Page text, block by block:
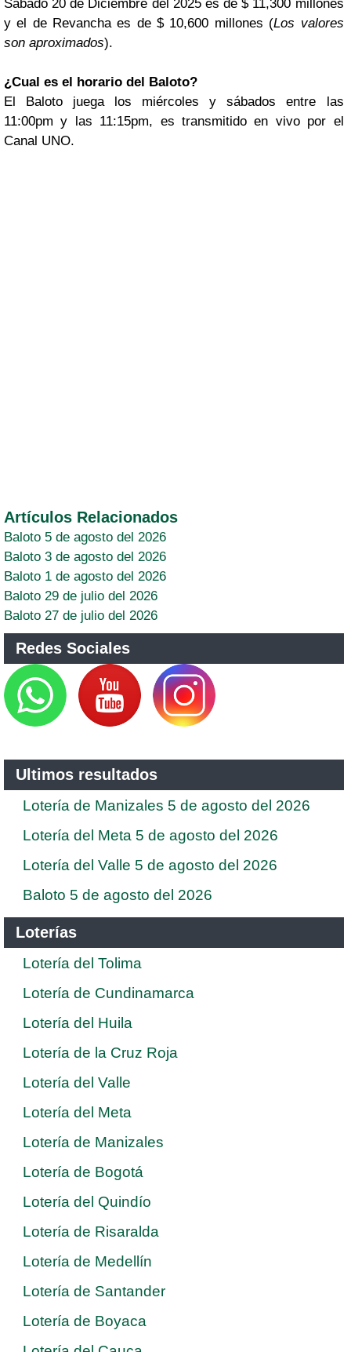
Sábado 20 de Diciembre del 2025 es de $ 11,300 millones
y el de Revancha es de $ 10,600 millones (Los valores
son aproximados).
¿Cual es el horario del Baloto?
El Baloto juega los miércoles y sábados entre las
11:00pm y las 11:15pm, es transmitido en vivo por el
Canal UNO.
Artículos Relacionados
Baloto 5 de agosto del 2026
Baloto 3 de agosto del 2026
Baloto 1 de agosto del 2026
Baloto 29 de julio del 2026
Baloto 27 de julio del 2026
Redes Sociales
Ultimos resultados
Lotería de Manizales 5 de agosto del 2026
Lotería del Meta 5 de agosto del 2026
Lotería del Valle 5 de agosto del 2026
Baloto 5 de agosto del 2026
Loterías
Lotería del Tolima
Lotería de Cundinamarca
Lotería del Huila
Lotería de la Cruz Roja
Lotería del Valle
Lotería del Meta
Lotería de Manizales
Lotería de Bogotá
Lotería del Quindío
Lotería de Risaralda
Lotería de Medellín
Lotería de Santander
Lotería de Boyaca